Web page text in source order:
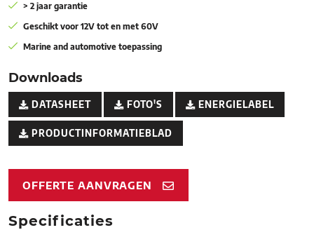
> 2 jaar garantie
Geschikt voor 12V tot en met 60V
Marine and automotive toepassing
Downloads
DATASHEET FOTO'S ENERGIELABEL
PRODUCTINFORMATIEBLAD
OFFERTE AANVRAGEN
Specificaties